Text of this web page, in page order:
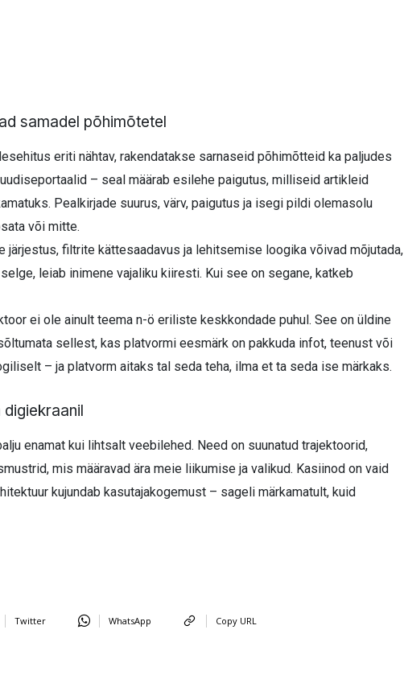
samadel põhimõtetel
eriti nähtav, rakendatakse sarnaseid põhimõtteid ka paljudes
– seal määrab esilehe paigutus, milliseid artikleid
Pealkirjade suurus, värv, paigutus ja isegi pildi olemasolu
või mitte.
filtrite kättesaadavus ja lehitsemise loogika võivad mõjutada,
leiab inimene vajaliku kiiresti. Kui see on segane, katkeb
ei ole ainult teema n-ö eriliste keskkondade puhul. See on üldine
sellest, kas platvormi eesmärk on pakkuda infot, teenust või
– ja platvorm aitaks tal seda teha, ilma et ta seda ise märkaks.
enamat kui lihtsalt veebilehed. Need on suunatud trajektoorid,
mis määravad ära meie liikumise ja valikud. Kasiinod on vaid
kujundab kasutajakogemust – sageli märkamatult, kuid
Twitter WhatsApp Copy URL